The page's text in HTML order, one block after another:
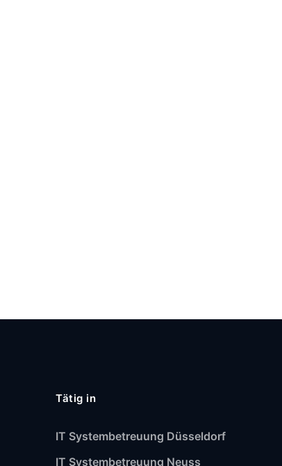
Tätig in
IT Systembetreuung Düsseldorf
IT Systembetreuung Neuss